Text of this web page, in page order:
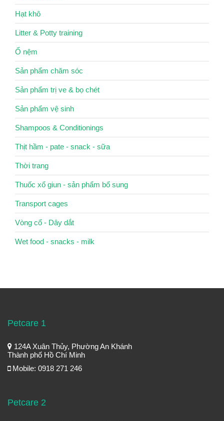
Hạt khô
Litter & Potty training
Ổ nệm
Sản phẩm chăm sóc
Sản phẩm trị ve & bọ chét
Sản phẩm vệ sinh
Shampoos & Conditionings
Thịt hầm - pate - snack - sữa
Thời trang
Thuốc xổ giun - sản phẩm bổ sung
Transport cages
Vòng cổ - Dây dắt
Wet food - snacks - milk
Petcare 1
124A Xuân Thủy, Phường An Khánh
Thành phố Hồ Chí Minh
Mobile: 0918 271 246
Petcare 2